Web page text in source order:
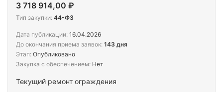
Текущий ремонт ограждения
3 718 914,00 ₽
Тип закупки: 44-ФЗ
Дата публикации: 16.04.2026
До окончания приема заявок: 143 дня
Этап: Опубликовано
Закупка с обеспечением: Нет